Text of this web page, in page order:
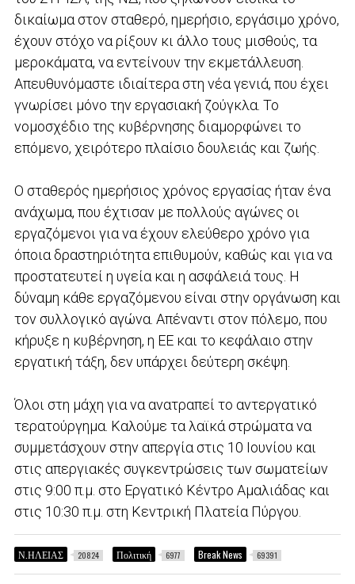
δικαίωμα στον σταθερό, ημερήσιο, εργάσιμο χρόνο,
έχουν στόχο να ρίξουν κι άλλο τους μισθούς, τα
μεροκάματα, να εντείνουν την εκμετάλλευση.
Απευθυνόμαστε ιδιαίτερα στη νέα γενιά, που έχει
γνωρίσει μόνο την εργασιακή ζούγκλα. Το
νομοσχέδιο της κυβέρνησης διαμορφώνει το
επόμενο, χειρότερο πλαίσιο δουλειάς και ζωής.
Ο σταθερός ημερήσιος χρόνος εργασίας ήταν ένα
ανάχωμα, που έχτισαν με πολλούς αγώνες οι
εργαζόμενοι για να έχουν ελεύθερο χρόνο για
όποια δραστηριότητα επιθυμούν, καθώς και για να
προστατευτεί η υγεία και η ασφάλειά τους. Η
δύναμη κάθε εργαζόμενου είναι στην οργάνωση και
τον συλλογικό αγώνα. Απέναντι στον πόλεμο, που
κήρυξε η κυβέρνηση, η ΕΕ και το κεφάλαιο στην
εργατική τάξη, δεν υπάρχει δεύτερη σκέψη.
Όλοι στη μάχη για να ανατραπεί το αντεργατικό
τερατούργημα. Καλούμε τα λαϊκά στρώματα να
συμμετάσχουν στην απεργία στις 10 Ιουνίου και
στις απεργιακές συγκεντρώσεις των σωματείων
στις 9:00 π.μ. στο Εργατικό Κέντρο Αμαλιάδας και
στις 10:30 π.μ. στη Κεντρική Πλατεία Πύργου.
Ν.ΗΛΕΙΑΣ 20824 Πολιτική 6977 Break News 69391